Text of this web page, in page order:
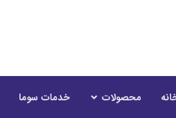
محصولات خدمات سوما